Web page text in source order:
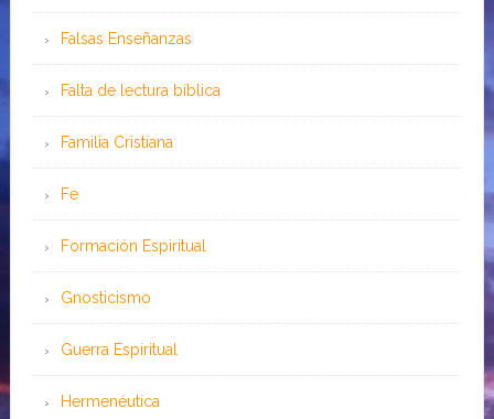
Falsas Enseñanzas
Falta de lectura bíblica
Familia Cristiana
Fe
Formación Espiritual
Gnosticismo
Guerra Espiritual
Hermenéutica